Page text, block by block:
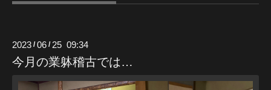
2023 /06 / 25 09:34
今月の業躰稽古では…